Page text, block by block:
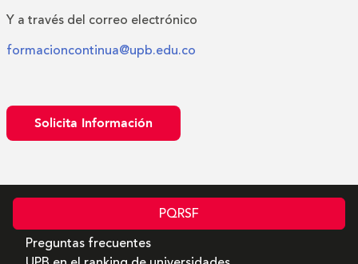
Y a través del correo electrónico
formacioncontinua@upb.edu.co
Solicita Información
PQRSF
Preguntas frecuentes